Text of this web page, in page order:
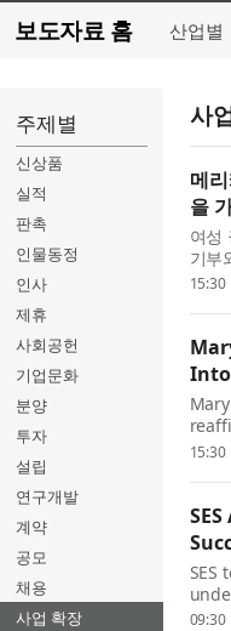
보도자료 홈 산업별
주제별
신상품
실적
판촉
인물동정
인사
제휴
사회공헌
기업문화
분양
투자
설립
연구개발
계약
공모
채용
사업 확장
사
메
을
여성
기부
정
15:30
15:30
SES
09:30